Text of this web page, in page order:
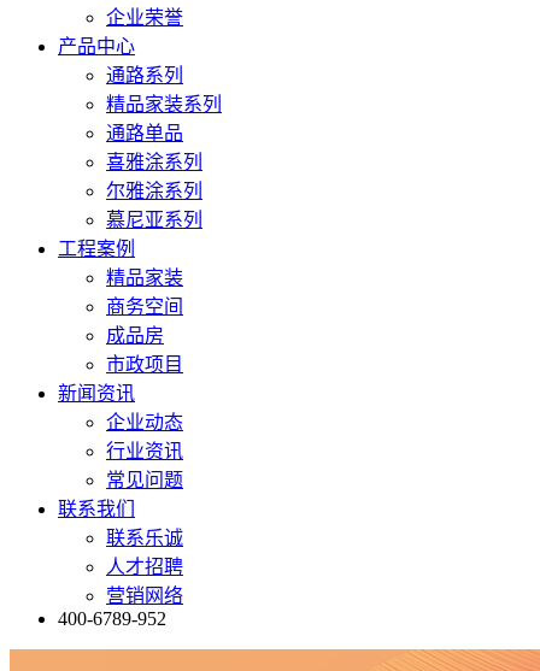
企业荣誉
产品中心
通路系列
精品家装系列
通路单品
喜雅涂系列
尔雅涂系列
慕尼亚系列
工程案例
精品家装
商务空间
成品房
市政项目
新闻资讯
企业动态
行业资讯
常见问题
联系我们
联系乐诚
人才招聘
营销网络
400-6789-952